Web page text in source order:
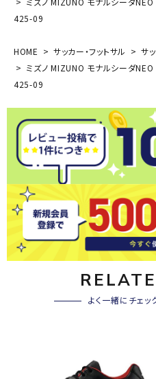
425-09
HOME サッカー・フットサル サ
ミズノ MIZUNO モナルシーダ
425-09
よく一緒にチェ